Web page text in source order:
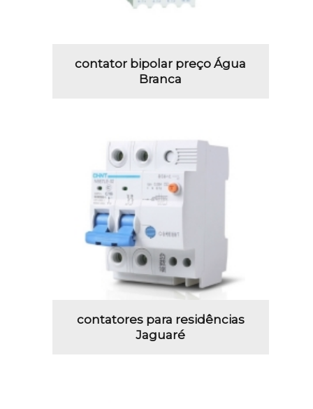
contator bipolar preço Água
Branca
contatores para residências
Jaguaré